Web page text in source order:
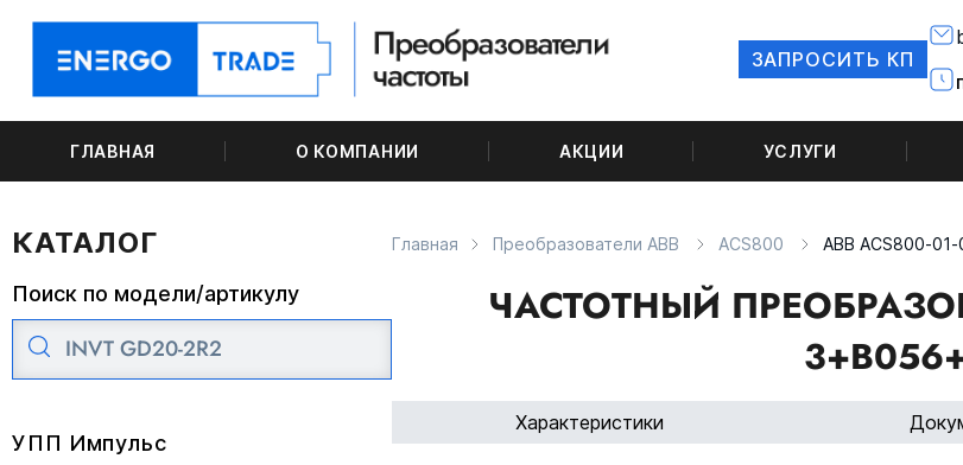
ЗАПРОСИТЬ КП
ГЛАВНАЯ О КОМПАНИИ АКЦИИ УСЛУГИ
КАТАЛОГ Главная Преобразователи ABB ACS800 ABB ACS800-
Поиск по модели/артикулу
УПП Импульс
ЧАСТОТНЫЙ
Характеристики